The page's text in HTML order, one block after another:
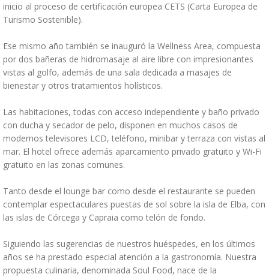
inicio al proceso de certificación europea CETS (Carta Europea de
Turismo Sostenible).
Ese mismo año también se inauguró la Wellness Area, compuesta
por dos bañeras de hidromasaje al aire libre con impresionantes
vistas al golfo, además de una sala dedicada a masajes de
bienestar y otros tratamientos holísticos.
Las habitaciones, todas con acceso independiente y baño privado
con ducha y secador de pelo, disponen en muchos casos de
modernos televisores LCD, teléfono, minibar y terraza con vistas al
mar. El hotel ofrece además aparcamiento privado gratuito y Wi-Fi
gratuito en las zonas comunes.
Tanto desde el lounge bar como desde el restaurante se pueden
contemplar espectaculares puestas de sol sobre la isla de Elba, con
las islas de Córcega y Capraia como telón de fondo.
Siguiendo las sugerencias de nuestros huéspedes, en los últimos
años se ha prestado especial atención a la gastronomía. Nuestra
propuesta culinaria, denominada Soul Food, nace de la